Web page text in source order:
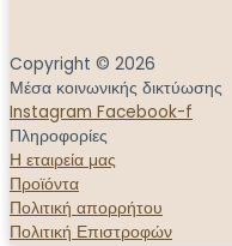
Copyright © 2026
Μέσα κοινωνικής δικτύωσης
Instagram Facebook-f
Πληροφορίες
Η εταιρεία μας
Προϊόντα
Πολιτική απορρήτου
Πολιτική Επιστροφών